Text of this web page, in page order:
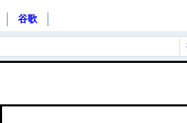
谷歌